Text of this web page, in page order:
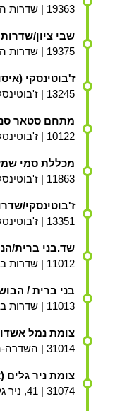
19363 | שדרות הרצל, אשדוד
שבי ציון/
19375 | שדרות הרצל, אשדוד
ז'בוטינסקי
13245 | ז'בוטינסקי, אשדוד
מתחם סטאר
10122 | ז'בוטינסקי, אשדוד
מכללת סמי
11863 | ז'בוטינסקי 84, אשדוד
ז'בוטינסקי/
13351 | ז'בוטינסקי 92, אשדוד
שד.בני ברית/
11012 | שדרות בני ברית, אשדוד
בני ברית /
11013 | שדרות בני ברית, אשדוד
צומת נמל
31014 | השדרה-השביעית, חבל יבנה
צומת ניר גלים
31074 | 41, ניר גלים